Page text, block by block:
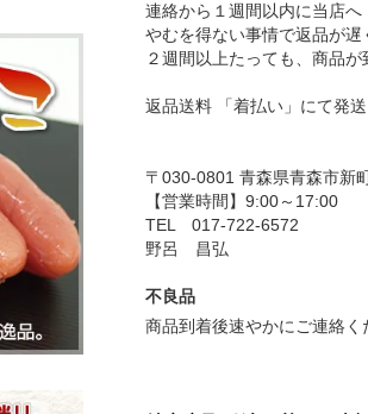
連絡から１週間以内に当店へ
やむを得ない事情で返品が遅
２週間以上たっても、商品
返品送料 「着払い」にて発送
〒030-0801 青森県青森市新
【営業時間】9:00～17:00
TEL 017-722-6572
野呂 昌弘
不良品
商品到着後速やかにご連絡